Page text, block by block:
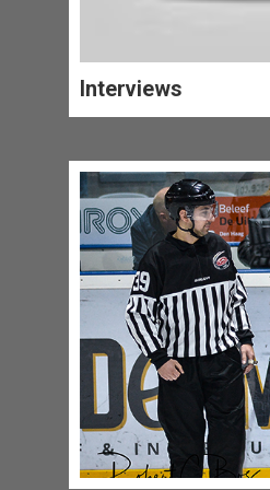
De CEHL onderkent de ernst van het
van de wedstrijd EHC Die Bären
Vastgoed HYC op zondag 28
heeft plaatsgevonden. Dergelijke
en onderstrepen het belang van een
competitie voor spelers, officials en
beoordeling van de feiten en de
gebeurt door de daartoe bevoegde,
instanties, conform de geldende
bestuur volgt dit proces nauwgezet en
passende maatregelen nemen binnen
kader.
Interviews